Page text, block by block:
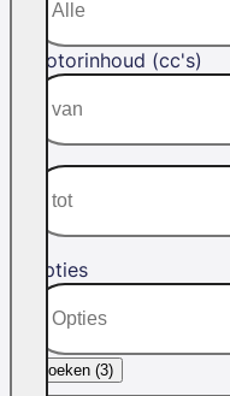
Motorinhoud (cc's)
Opties
Zoeken (3)